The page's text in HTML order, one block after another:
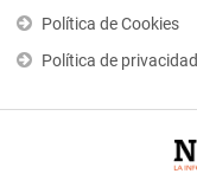
Política de Cookies
Política de privacidad